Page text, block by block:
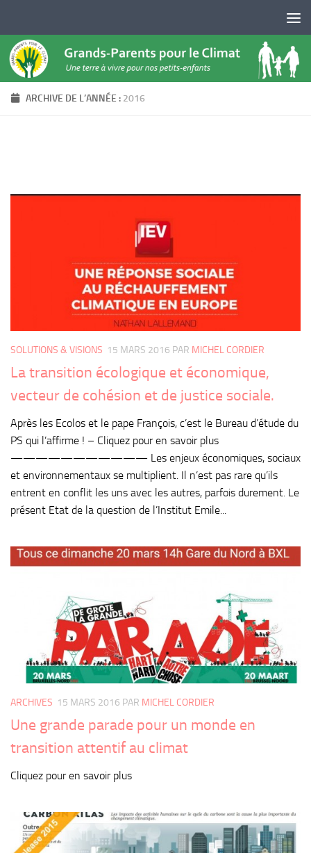
ARCHIVE DE L’ANNÉE : 2016
SOLUTIONS & VISIONS 15 MARS 2016 PAR MICHEL CORDIER
La transition écologique et économique,
vecteur de cohésion et de justice sociale.
Après les Ecolos et le pape François, c’est le Bureau d’étude du
PS qui l’affirme ! – Cliquez pour en savoir plus
——————————— Les enjeux économiques, sociaux
et environnementaux se multiplient. Il n’est pas rare qu’ils
entrent en conflit les uns avec les autres, parfois durement. Le
présent Etat de la question de l’Institut Emile...
ARCHIVES 15 MARS 2016 PAR MICHEL CORDIER
Une grande parade pour un monde en
transition attentif au climat
Cliquez pour en savoir plus